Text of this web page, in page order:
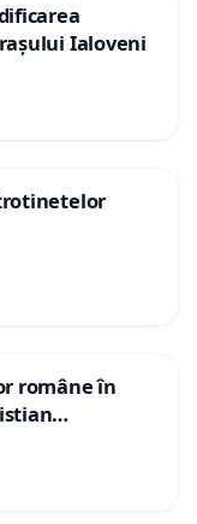
Ialoveni
române în
de